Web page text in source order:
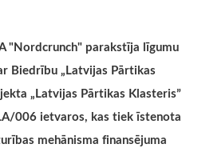
"Nordcrunch" parakstīja līgumu
Biedrību „Latvijas Pārtikas
„Latvijas Pārtikas Klasteris”
006 ietvaros, kas tiek īstenota
mehānisma finansējuma